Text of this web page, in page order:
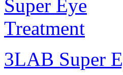
3LAB Super